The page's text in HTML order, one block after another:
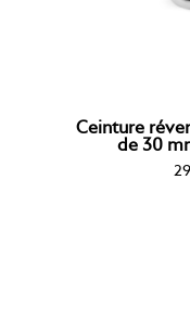
Ceinture
de 30